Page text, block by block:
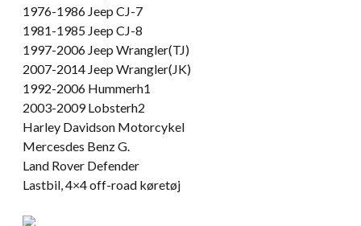
1976-1986 Jeep CJ-7
1981-1985 Jeep CJ-8
1997-2006 Jeep Wrangler(TJ)
2007-2014 Jeep Wrangler(JK)
1992-2006 Hummerh1
2003-2009 Lobsterh2
Harley Davidson Motorcykel
Mercesdes Benz G.
Land Rover Defender
Lastbil, 4×4 off-road køretøj